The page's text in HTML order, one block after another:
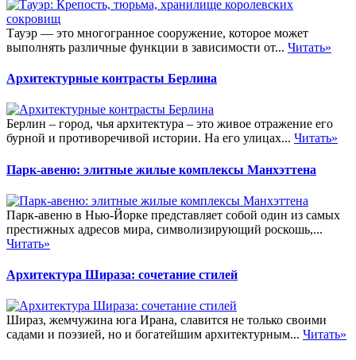
Тауэр — это многогранное сооружение, которое может
выполнять различные функции в зависимости от... Читать»
Архитектурные контрасты Берлина
Берлин – город, чья архитектура – это живое отражение его
бурной и противоречивой истории. На его улицах... Читать»
Парк-авеню: элитные жилые комплексы Манхэттена
Парк-авеню в Нью-Йорке представляет собой один из самых
престижных адресов мира, символизирующий роскошь,...
Читать»
Архитектура Шираза: сочетание стилей
Шираз, жемчужина юга Ирана, славится не только своими
садами и поэзией, но и богатейшим архитектурным... Читать»